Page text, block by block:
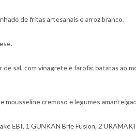
de fritas artesanais e arroz branco.
sal, com vinagrete e farofa; batatas ao
mousseline cremoso e legumes
EBI, 1 GUNKAN Brie Fusion, 2